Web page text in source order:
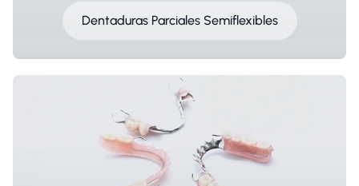
Dentaduras Parciales Semiflexibles